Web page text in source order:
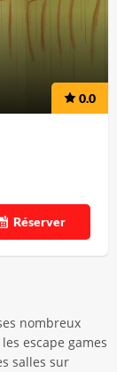
0.0
Réserver
nombreux
escape games
salles sur